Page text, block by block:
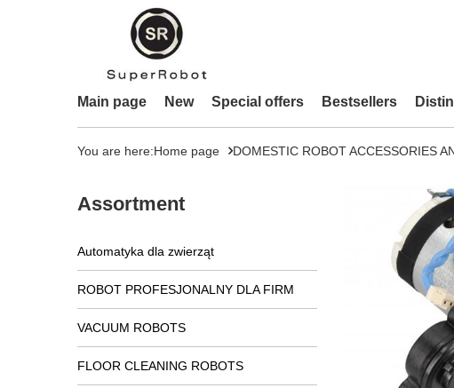
Main page New Special offers Bestsellers
You are here:Home page DOMESTIC ROBOT ACCESSORIES
Assortment
Automatyka dla zwierząt
ROBOT PROFESJONALNY DLA FIRM
VACUUM ROBOTS
FLOOR CLEANING ROBOTS